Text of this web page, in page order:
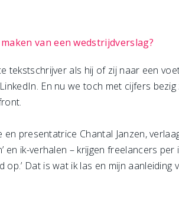
van een wedstrijdverslag?
tekstschrijver als hij of zij naar een
En nu we toch met cijfers
en presentatrice Chantal Janzen,
en ik-verhalen – krijgen freelancers
Dat is wat ik las en mijn aanleiding